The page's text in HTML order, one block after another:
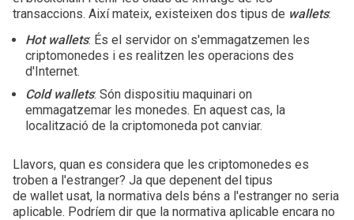
transaccions. Així mateix, existeixen dos tipus de wallets:
Hot wallets: És el servidor on s'emmagatzemen les
criptomonedes i es realitzen les operacions des
d'Internet.
Cold wallets: Són dispositiu maquinari on
emmagatzemar les monedes. En aquest cas, la
localització de la criptomoneda pot canviar.
Llavors, quan es considera que les criptomonedes es
troben a l'estranger? Ja que depenent del tipus
de wallet usat, la normativa dels béns a l'estranger no seria
aplicable. Podríem dir que la normativa aplicable encara no